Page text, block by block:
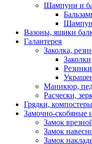
Шампуни и
Вазоны, ящики
Галантерея
Заколка,
Заколки
Резинки
Маникюр,
Расчески,
Грядки, компостеры
Замочно-скобяные
Замок
Замок
Замок